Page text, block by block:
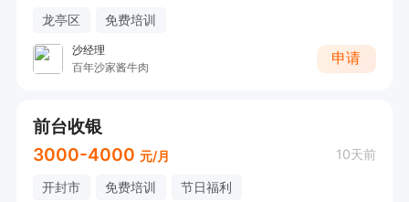
龙亭区 免费培训
沙经理
百年沙家酱牛肉
申请
前台收银
3000-4000 元/月 10天前
开封市 免费培训 节日福利